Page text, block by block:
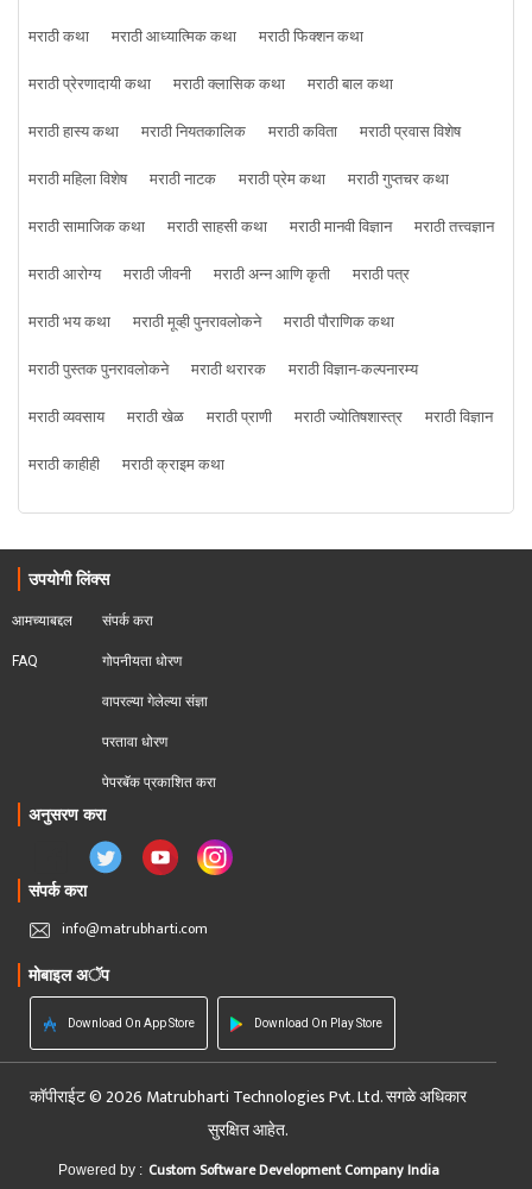
मराठी कथा मराठी आध्यात्मिक कथा
मराठी फिक्शन कथा
मराठी प्रेरणादायी कथा
मराठी क्लासिक कथा
मराठी बाल कथा
मराठी हास्य कथा
मराठी नियतकालिक मराठी कविता
मराठी प्रवास विशेष
मराठी महिला विशेष
मराठी नाटक मराठी प्रेम कथा
मराठी गुप्तचर कथा
मराठी सामाजिक कथा
मराठी साहसी कथा मराठी मानवी विज्ञान
मराठी तत्त्वज्ञान
मराठी आरोग्य
मराठी जीवनी मराठी अन्न आणि कृती
मराठी पत्र
मराठी भय कथा
मराठी मूव्ही पुनरावलोकने
मराठी पौराणिक कथा
मराठी पुस्तक पुनरावलोकने
मराठी थरारक
मराठी विज्ञान-कल्पनारम्य
मराठी व्यवसाय
मराठी खेळ मराठी प्राणी मराठी ज्योतिषशास्त्र
मराठी विज्ञान
मराठी काहीही
मराठी क्राइम कथा
उपयोगी लिंक्स
आमच्याबद्दल
FAQ
संपर्क करा
गोपनीयता धोरण
वापरल्या गेलेल्या संज्ञा
परतावा धोरण
पेपरबॅक प्रकाशित करा
अनुसरण करा
संपर्क करा
info@matrubharti.com
मोबाइल अॅप
Download On App Store Download On Play Store
कॉपीराईट © 2026 Matrubharti Technologies Pvt. Ltd. सगळे अधिकार
सुरक्षित आहेत.
Powered by : Custom Software Development Company India